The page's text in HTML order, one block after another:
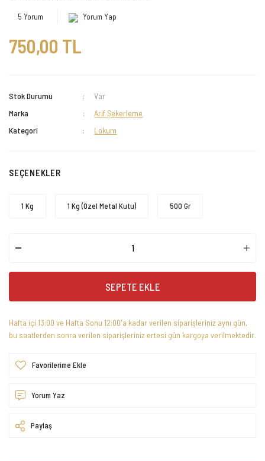
5 Yorum Yorum Yap
750,00 TL
Stok Durumu
Var
Marka
Arif Şekerleme
Kategori
Lokum
SEÇENEKLER
1 Kg 1 Kg (Özel Metal Kutu) 500 Gr
SEPETE EKLE
Hafta içi 13:00 ve Hafta Sonu 12:00'a kadar verilen siparişleriniz aynı gün,
bu saatlerden sonra verilen siparişleriniz ertesi gün kargoya verilmektedir.
Yorum Yaz
Paylaş